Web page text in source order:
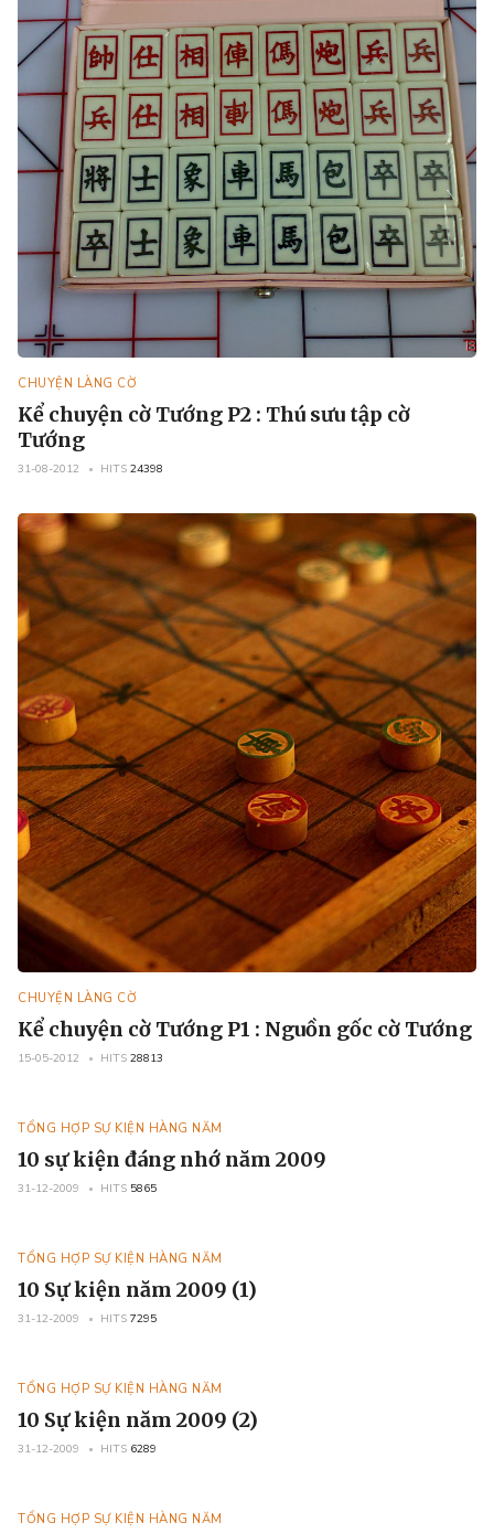
CHUYỆN LÀNG CỜ
Kể chuyện cờ Tướng P2 : Thú sưu tập cờ
Tướng
31-08-2012 HITS 24398
CHUYỆN LÀNG CỜ
Kể chuyện cờ Tướng P1 : Nguồn gốc cờ Tướng
15-05-2012 HITS 28813
TỔNG HỢP SỰ KIỆN HÀNG NĂM
10 sự kiện đáng nhớ năm 2009
31-12-2009 HITS 5865
TỔNG HỢP SỰ KIỆN HÀNG NĂM
10 Sự kiện năm 2009 (1)
31-12-2009 HITS 7295
TỔNG HỢP SỰ KIỆN HÀNG NĂM
10 Sự kiện năm 2009 (2)
31-12-2009 HITS 6289
TỔNG HỢP SỰ KIỆN HÀNG NĂM